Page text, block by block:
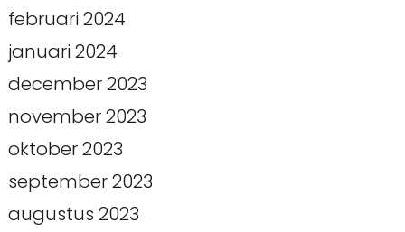
februari 2024
januari 2024
december 2023
november 2023
oktober 2023
september 2023
augustus 2023